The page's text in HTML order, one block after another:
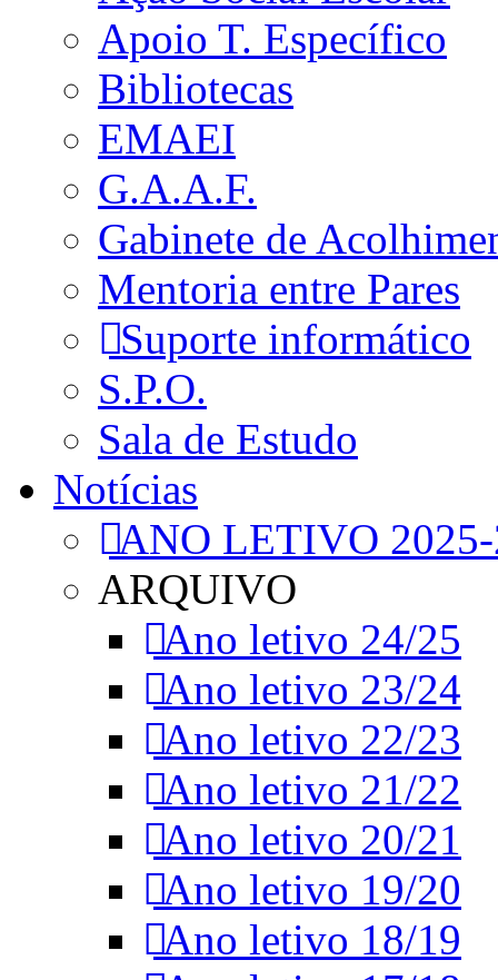
Apoio T. Específico
Bibliotecas
EMAEI
G.A.A.F.
Gabinete de
Mentoria entre Pares
Suporte informático
S.P.O.
Sala de Estudo
Notícias
ANO LETIVO
ARQUIVO
Ano letivo 24/25
Ano letivo 23/24
Ano letivo 22/23
Ano letivo 21/22
Ano letivo 20/21
Ano letivo 19/20
Ano letivo 18/19